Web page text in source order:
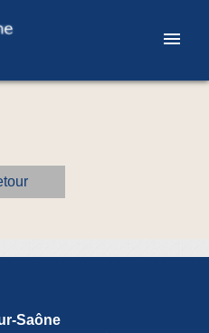
menu
Saône